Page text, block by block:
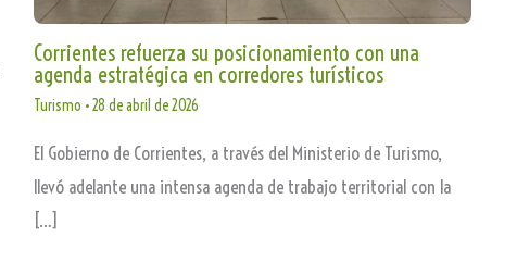
Corrientes refuerza su posicionamiento con una
agenda estratégica en corredores turísticos
Turismo •28 de abril de 2026
El Gobierno de Corrientes, a través del Ministerio de Turismo,
llevó adelante una intensa agenda de trabajo territorial con la
[…]